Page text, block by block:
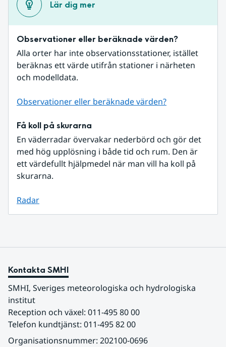
Lär dig mer
Observationer eller beräknade värden?
Alla orter har inte observationsstationer, istället
beräknas ett värde utifrån stationer i närheten
och modelldata.
Observationer eller beräknade värden?
Få koll på skurarna
En väderradar övervakar nederbörd och gör det
med hög upplösning i både tid och rum. Den är
ett värdefullt hjälpmedel när man vill ha koll på
skurarna.
Radar
Kontakta SMHI
SMHI, Sveriges meteorologiska och hydrologiska
institut
Reception och växel: 011-495 80 00
Telefon kundtjänst: 011-495 82 00
Organisationsnummer: 202100-0696